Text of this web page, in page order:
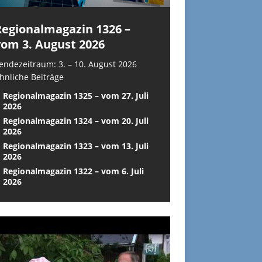
1326 –
3. August 2026
3. – 10. August 2026
Beiträge
Regionalmagazin 1325 – vom 27. Juli
2026
Regionalmagazin 1324 – vom 20. Juli
2026
Regionalmagazin 1323 – vom 13. Juli
2026
Regionalmagazin 1322 – vom 6. Juli
2026